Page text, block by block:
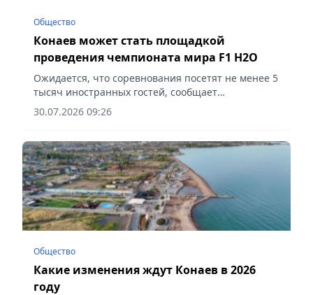
Общество
Конаев может стать площадкой
проведения чемпионата мира F1 H2O
Ожидается, что соревнования посетят не менее 5
тысяч иностранных гостей, сообщает
корреспондент vapress.kz.
30.07.2026 09:26
Общество
Какие изменения ждут Конаев в 2026
году